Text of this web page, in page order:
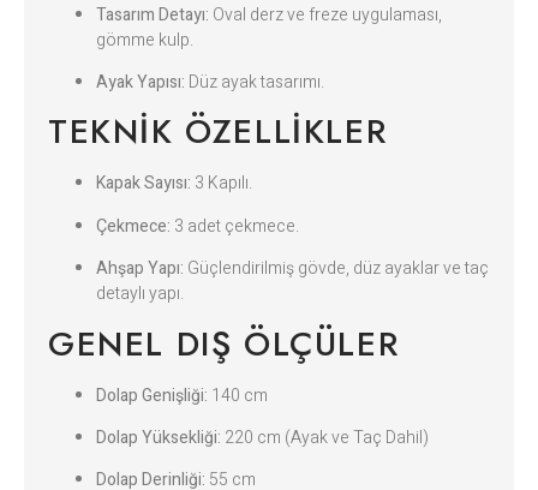
Tasarım Detayı: Oval derz ve freze uygulaması,
gömme kulp.
Ayak Yapısı: Düz ayak tasarımı.
TEKNIK ÖZELLIKLER
Kapak Sayısı: 3 Kapılı.
Çekmece: 3 adet çekmece.
Ahşap Yapı: Güçlendirilmiş gövde, düz ayaklar ve taç
detaylı yapı.
GENEL DIŞ ÖLÇÜLER
Dolap Genişliği: 140 cm
Dolap Yüksekliği: 220 cm (Ayak ve Taç Dahil)
Dolap Derinliği: 55 cm